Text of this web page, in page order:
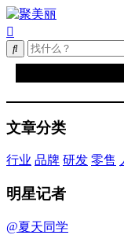
文章分类
行业 品牌 研发 零售
明星记者
@夏天同学